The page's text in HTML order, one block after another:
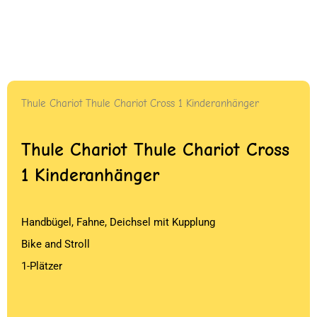
Thule Chariot Thule Chariot Cross 1 Kinderanhänger
Thule Chariot Thule Chariot Cross
1 Kinderanhänger
Handbügel, Fahne, Deichsel mit Kupplung
Bike and Stroll
1-Plätzer